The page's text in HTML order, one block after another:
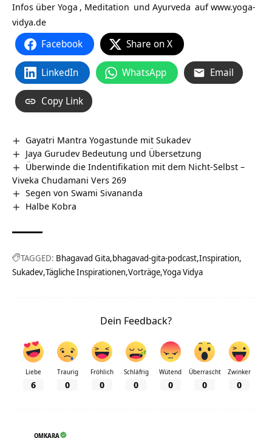
Infos über Yoga , Meditation und Ayurveda aufwww.yoga-
vidya.de
Facebook Share on X
LinkedIn WhatsApp Email
Copy Link
Gayatri Mantra Yogastunde mit Sukadev
Jaya Gurudev Bedeutung und Übersetzung
Überwinde die Indentifikation mit dem Nicht-Selbst –
Viveka Chudamani Vers 269
Segen von Swami Sivananda
Halbe Kobra
TAGGED: Bhagavad Gita bhagavad-gita-podcast Inspiration
Sukadev Tägliche Inspirationen Vorträge Yoga Vidya
Dein Feedback?
Liebe
6
Traurig
0
Fröhlich
0
Schläfrig
0
Wütend
0
Überrascht
0
Zwinker
0
OMKARA